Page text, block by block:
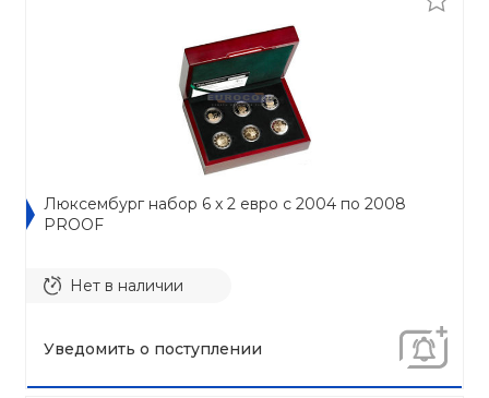
Люксембург набор 6 x 2 евро с 2004 по 2008
PROOF
Нет в наличии
Уведомить о поступлении